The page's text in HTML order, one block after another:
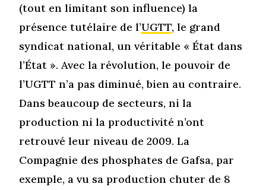
(tout en limitant son influence) la
présence tutélaire de l’UGTT, le grand
syndicat national, un véritable « État dans
l’État ». Avec la révolution, le pouvoir de
l’UGTT n’a pas diminué, bien au contraire.
Dans beaucoup de secteurs, ni la
production ni la productivité n’ont
retrouvé leur niveau de 2009. La
Compagnie des phosphates de Gafsa, par
exemple, a vu sa production chuter de 8